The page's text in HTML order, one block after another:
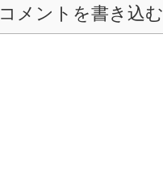
コメントを書き込む